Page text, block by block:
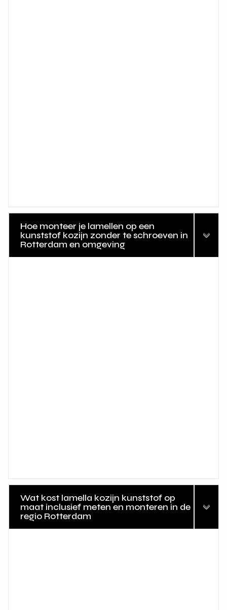
Hoe monteer je lamellen op een
kunststof kozijn zonder te schroeven in
Rotterdam en omgeving
Wat kost lamella kozijn kunststof op
maat inclusief meten en monteren in de
regio Rotterdam